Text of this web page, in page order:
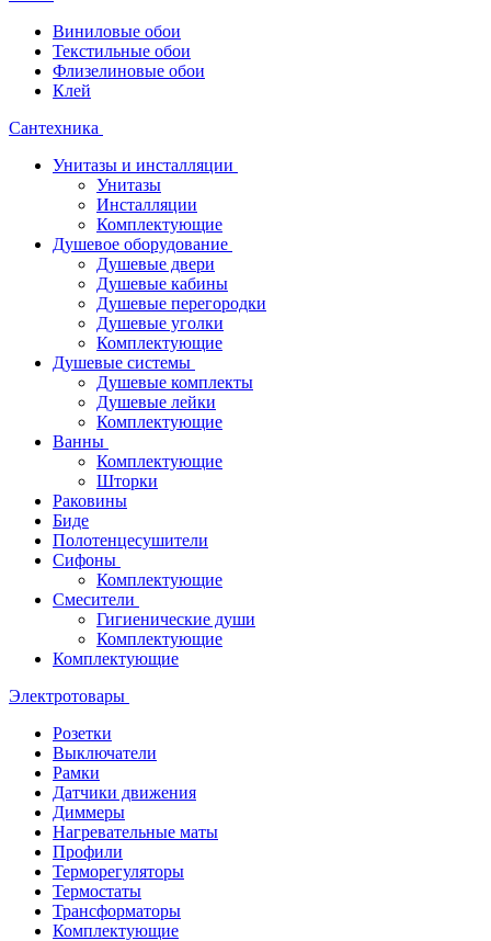
Виниловые обои
Текстильные обои
Флизелиновые обои
Клей
Сантехника
Унитазы и инсталляции
Унитазы
Инсталляции
Комплектующие
Душевое оборудование
Душевые двери
Душевые кабины
Душевые перегородки
Душевые уголки
Комплектующие
Душевые системы
Душевые комплекты
Душевые лейки
Комплектующие
Ванны
Комплектующие
Шторки
Раковины
Биде
Полотенцесушители
Сифоны
Комплектующие
Смесители
Гигиенические души
Комплектующие
Комплектующие
Электротовары
Розетки
Выключатели
Рамки
Датчики движения
Диммеры
Нагревательные маты
Профили
Терморегуляторы
Термостаты
Трансформаторы
Комплектующие